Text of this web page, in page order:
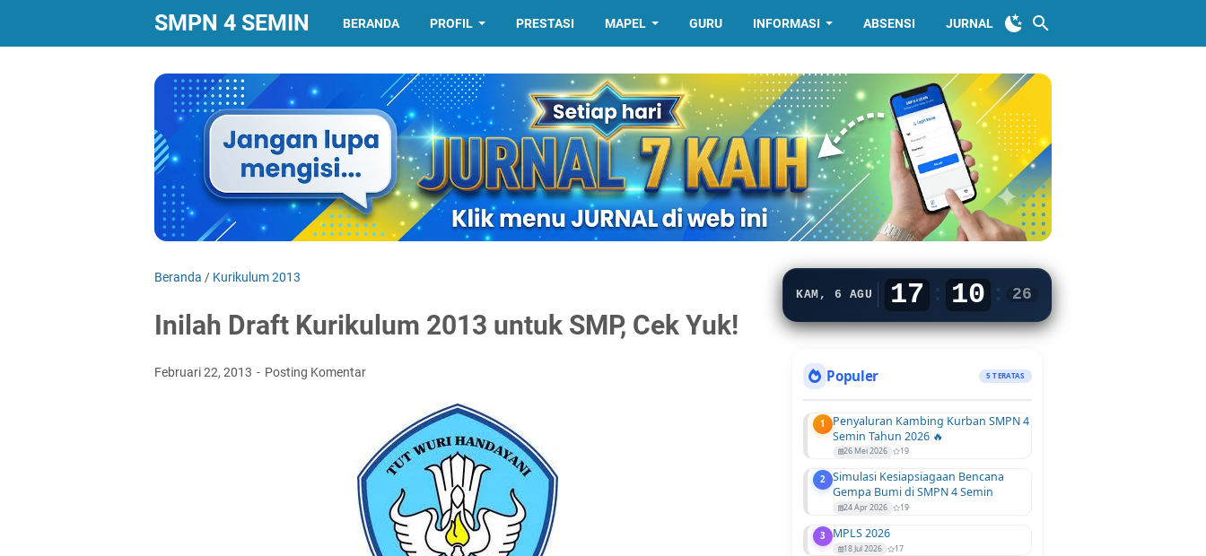
SMPN 4 SEMIN BERANDA PROFIL PRESTASI MAPEL GURU INFORMASI ABSENSI JURNAL
Beranda / Kurikulum 2013
Inilah Draft Kurikulum 2013 untuk SMP, Cek Yuk!
Februari 22, 2013 Posting Komentar
KAM, 6 AGU 17 : 10 : 27
Populer 5 TERATAS
1
Penyaluran Kambing Kurban SMPN 4
Semin Tahun 2026 🔥
26 Mei 2026 19
2
Simulasi Kesiapsiagaan Bencana
Gempa Bumi di SMPN 4 Semin
24 Apr 2026 19
3 MPLS 2026
18 Jul 2026 17